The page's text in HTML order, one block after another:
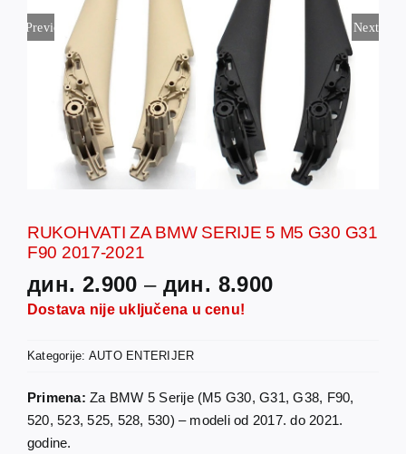
Previous Next
RUKOHVATI ZA BMW SERIJE 5 M5 G30 G31
F90 2017-2021
дин. 2.900 – дин. 8.900Raspon
дин. 8.900
Dostava nije uključena u cenu!
Kategorije: AUTO ENTERIJER
Primena: Za BMW 5 Serije (M5 G30, G31, G38, F90,
520, 523, 525, 528, 530) – modeli od 2017. do 2021.
godine.